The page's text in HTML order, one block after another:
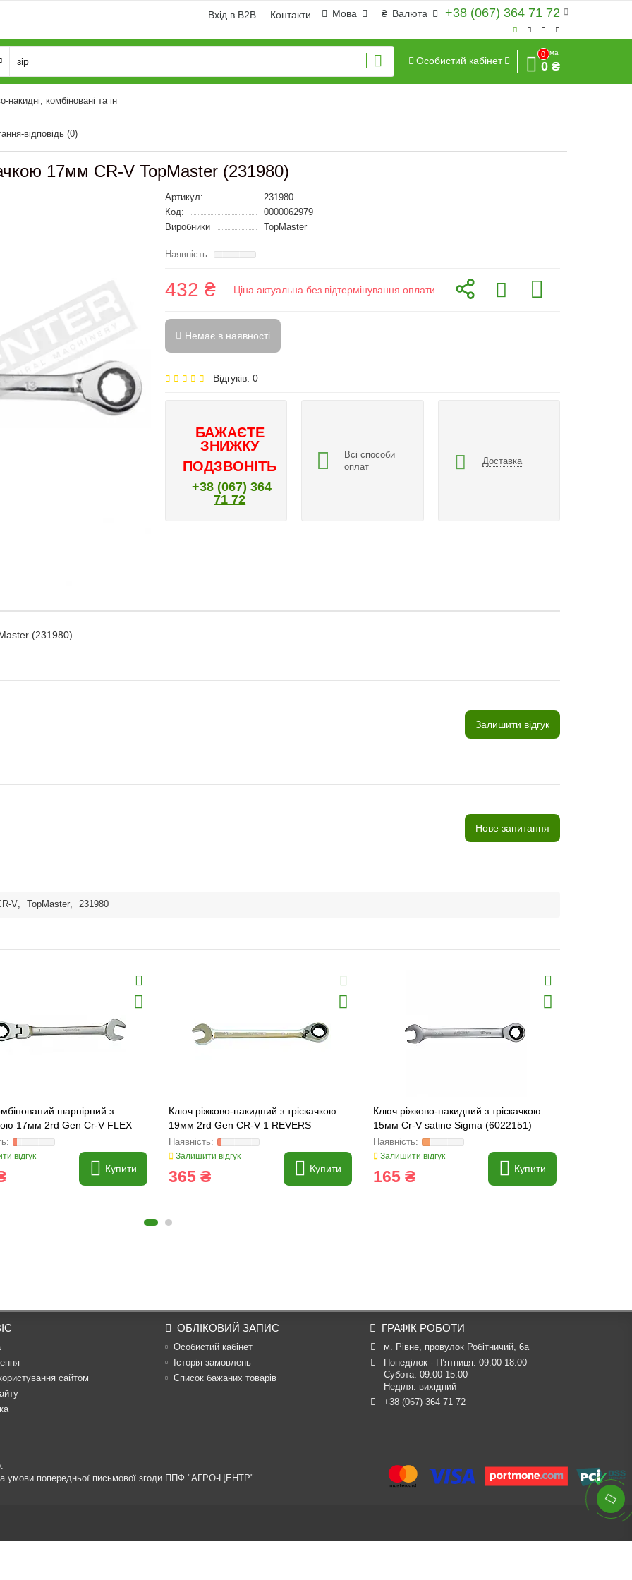
+38 (067) 364 71 72
₴ Валюта
Мова
Вхід в B2B Контакти
Особистий кабінет
0
Сума
0 ₴
накидні, комбіновані та ін
відповідь (0)
17мм CR-V TopMaster (231980)
Артикул:
231980
Код:
0000062979
Виробники
TopMaster
432 ₴ Ціна актуальна без відтермінування оплати
Немає в наявності
Відгуків: 0
БАЖАЄТЕ
ЗНИЖКУ
ПОДЗВОНІТЬ
+38 (067) 364
71 72
Всі способи
оплат
Доставка
(231980)
Залишити відгук
Нове запитання
V, TopMaster, 231980
шарнірний з
17мм 2rd Gen Cr-V FLEX
(231926)
відгук
Купити
Ключ ріжково-накидний з тріскачкою
19мм 2rd Gen CR-V 1 REVERS
TopMaster (231912)
Залишити відгук
365 ₴ Купити
Ключ ріжково-накидний з тріскачкою
15мм Cr-V satine Sigma (6022151)
Залишити відгук
165 ₴ Купити
сайтом
ОБЛІКОВИЙ ЗАПИС
Особистий кабінет
Історія замовлень
Список бажаних товарів
ГРАФІК РОБОТИ
м. Рівне, провулок Робітничий, 6а
Понеділок - П’ятниця: 09:00-18:00
Субота: 09:00-15:00
Неділя: вихідний
+38 (067) 364 71 72
умови попередньої письмової згоди ППФ "АГРО-ЦЕНТР"